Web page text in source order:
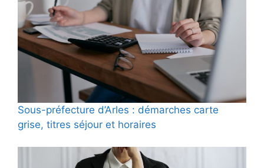
Sous-préfecture d’Arles : démarches carte
grise, titres séjour et horaires